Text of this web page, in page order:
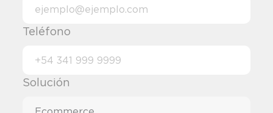
Teléfono
Solución